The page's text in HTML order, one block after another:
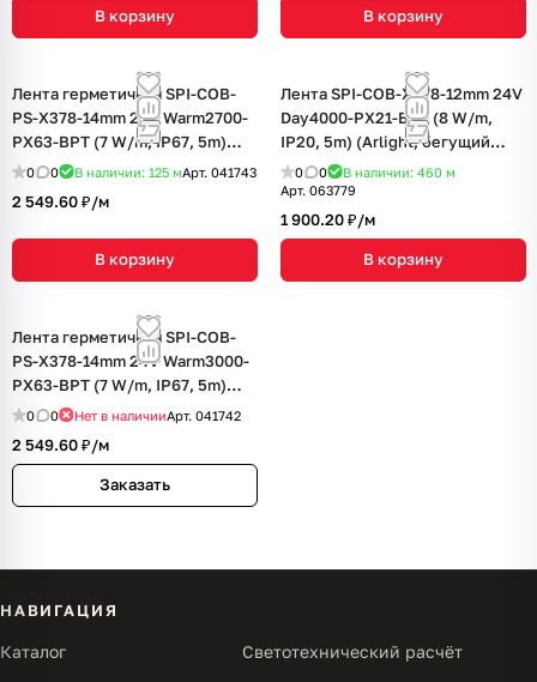
В корзину В корзину
Лента герметичная SPI-COB-
PS-X378-14mm 24V Warm2700-
PX63-BPT (7 W/m, IP67, 5m)
(Arlight, бегущий огонь)
0 0 В наличии: 125 мАрт. 041743
2 549.60 ₽/м
В корзину
Лента SPI-COB-X378-12mm 24V
Day4000-PX21-BPT (8 W/m,
IP20, 5m) (Arlight, бегущий
огонь)
0 0 В наличии: 460 м
Арт. 063779
1 900.20 ₽/м
В корзину
Лента герметичная SPI-COB-
PS-X378-14mm 24V Warm3000-
PX63-BPT (7 W/m, IP67, 5m)
(Arlight, бегущий огонь)
0 0 Нет в наличииАрт. 041742
2 549.60 ₽/м
Заказать
НАВИГАЦИЯ
Каталог Светотехнический расчёт